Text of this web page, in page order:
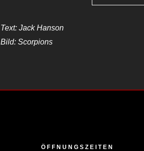
Text: Jack Hanson
Bild: Scorpions
ÖFFNUNGSZEITEN